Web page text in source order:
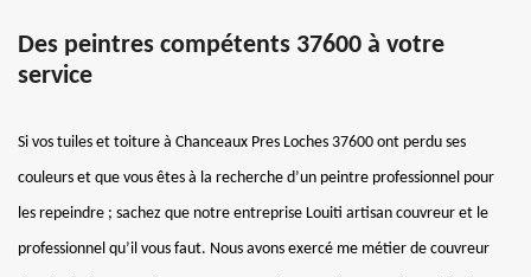
Des peintres compétents 37600 à votre
service
Si vos tuiles et toiture à Chanceaux Pres Loches 37600 ont perdu ses
couleurs et que vous êtes à la recherche d’un peintre professionnel pour
les repeindre ; sachez que notre entreprise Louiti artisan couvreur et le
professionnel qu’il vous faut. Nous avons exercé me métier de couvreur